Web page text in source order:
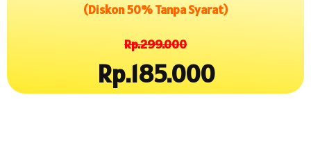
(Diskon 50% Tanpa Syarat)
Rp.299.000
Rp.185.000